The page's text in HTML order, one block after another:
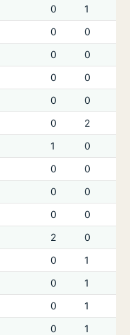
0
1
0
0
0
0
0
0
0
0
0
2
1
0
0
0
0
0
0
0
2
0
0
1
0
1
0
1
0
1